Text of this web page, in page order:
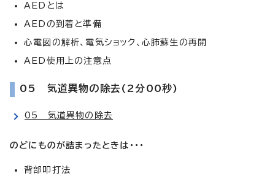
AEDとは
AEDの到着と準備
心電図の解析、電気ショック、心肺蘇生の再開
AED使用上の注意点
05 気道異物の除去(2分00秒)
05 気道異物の除去
のどにものが詰まったときは・・・
背部叩打法